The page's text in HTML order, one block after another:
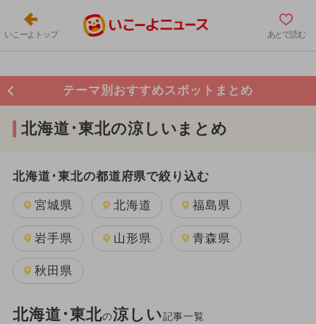
いこーよトップ あとで読む
テーマ別おすすめスポットまとめ
北海道･東北の涼しいまとめ
北海道･東北の都道府県で絞り込む
宮城県 北海道 福島県
岩手県 山形県 青森県
秋田県
北海道･東北の涼しい記事一覧